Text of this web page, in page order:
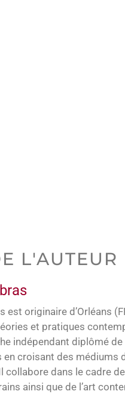
L'AUTEUR
est originaire d’Orléans
et pratiques
indépendant diplômé de
en croisant des médiums
collabore dans le cadre
ainsi que de l’art